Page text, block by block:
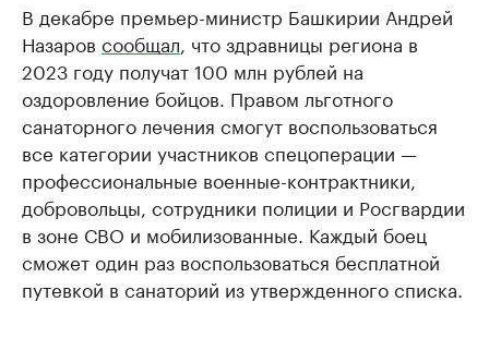
В декабре премьер-министр Башкирии Андрей
Назаров сообщал, что здравницы региона в
2023 году получат 100 млн рублей на
оздоровление бойцов. Правом льготного
санаторного лечения смогут воспользоваться
все категории участников спецоперации —
профессиональные военные-контрактники,
добровольцы, сотрудники полиции и Росгвардии
в зоне СВО и мобилизованные. Каждый боец
сможет один раз воспользоваться бесплатной
путевкой в санаторий из утвержденного списка.